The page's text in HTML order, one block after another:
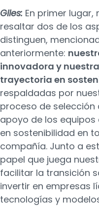
Giles: En primer lugar,
resaltar dos de los
distinguen,
anteriormente:
innovadora y
trayectoria en
respaldadas por
proceso de selección
apoyo de los equipos
en sostenibilidad en
compañía. Junto a
papel que juega
facilitar la transición
invertir en empresas
tecnologías y